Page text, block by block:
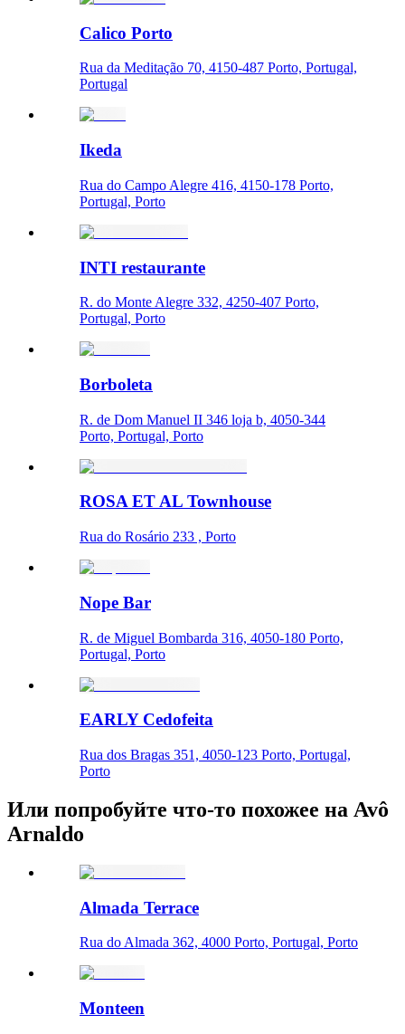
Calico Porto
Rua da Meditação 70, 4150-487 Porto, Portugal,
Portugal
Ikeda
Rua do Campo Alegre 416, 4150-178 Porto,
Portugal, Porto
INTI restaurante
R. do Monte Alegre 332, 4250-407 Porto,
Portugal, Porto
Borboleta
R. de Dom Manuel II 346 loja b, 4050-344
Porto, Portugal, Porto
ROSA ET AL Townhouse
Rua do Rosário 233 , Porto
Nope Bar
R. de Miguel Bombarda 316, 4050-180 Porto,
Portugal, Porto
EARLY Cedofeita
Rua dos Bragas 351, 4050-123 Porto, Portugal,
Porto
Или попробуйте что-то похожее на Avô
Arnaldo
Almada Terrace
Rua do Almada 362, 4000 Porto, Portugal, Porto
Monteen